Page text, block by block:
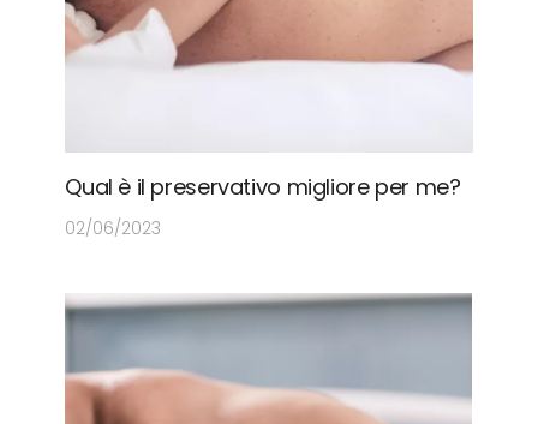
Qual è il preservativo migliore per me?
02/06/2023